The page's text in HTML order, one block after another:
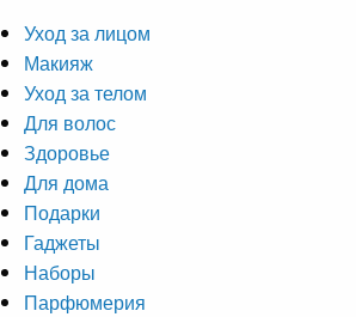
Уход за лицом
Макияж
Уход за телом
Для волос
Здоровье
Для дома
Подарки
Гаджеты
Наборы
Парфюмерия